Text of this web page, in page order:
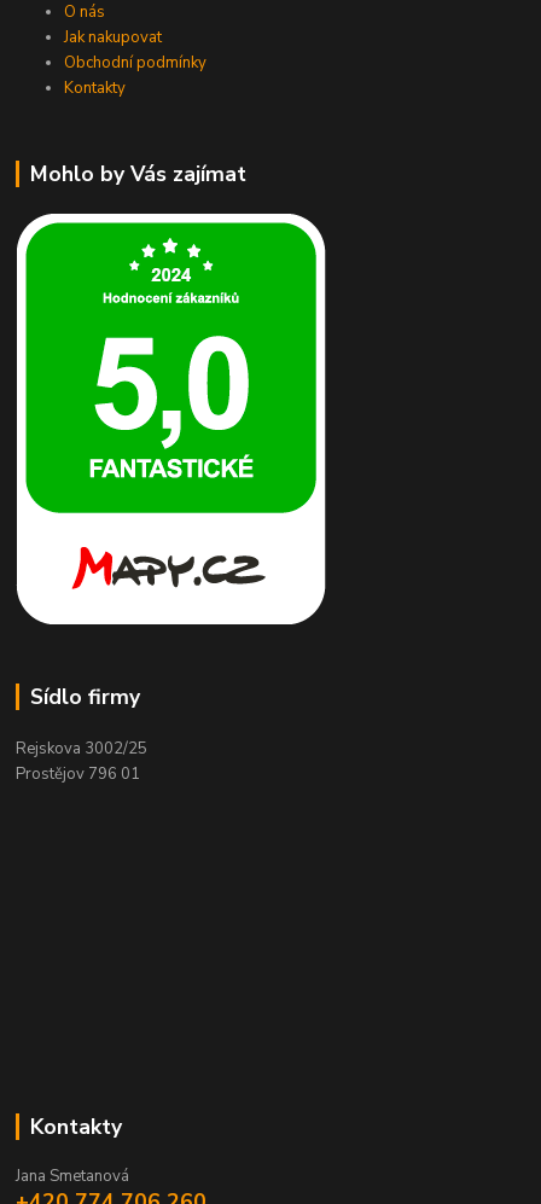
O nás
Jak nakupovat
Obchodní podmínky
Kontakty
Mohlo by Vás zajímat
Sídlo firmy
Rejskova 3002/25
Prostějov 796 01
Kontakty
Jana Smetanová